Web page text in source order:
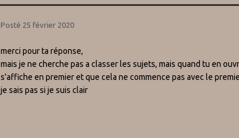
Posté 25 février 2020
merci pour ta réponse,
mais je ne cherche pas a classer les sujets, mais quand tu en
s'affiche en premier et que cela ne commence pas avec le
je sais pas si je suis clair